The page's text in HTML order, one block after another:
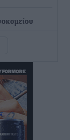
της
και στα